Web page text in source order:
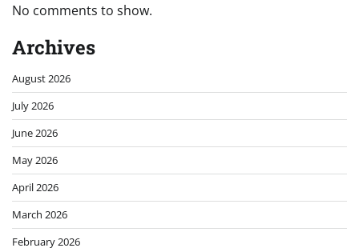
No comments to show.
Archives
August 2026
July 2026
June 2026
May 2026
April 2026
March 2026
February 2026